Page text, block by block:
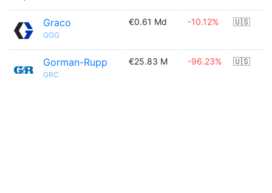
Graco
GGG
€0.61 Md -10.12% 🇺🇸
Gorman-Rupp
GRC
€25.83 M -96.23% 🇺🇸